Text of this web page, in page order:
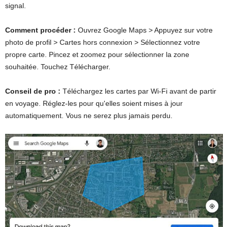
signal.
Comment procéder : Ouvrez Google Maps > Appuyez sur votre
photo de profil > Cartes hors connexion > Sélectionnez votre
propre carte. Pincez et zoomez pour sélectionner la zone
souhaitée. Touchez Télécharger.
Conseil de pro : Téléchargez les cartes par Wi-Fi avant de partir
en voyage. Réglez-les pour qu'elles soient mises à jour
automatiquement. Vous ne serez plus jamais perdu.